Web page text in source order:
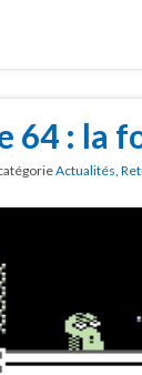
64 : la
Actualités,